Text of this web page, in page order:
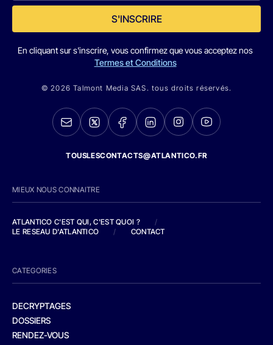
S'INSCRIRE
En cliquant sur s'inscrire, vous confirmez que vous acceptez nos
Termes et Conditions
© 2026 Talmont Media SAS. tous droits réservés.
TOUSLESCONTACTS@ATLANTICO.FR
MIEUX NOUS CONNAITRE
ATLANTICO C'EST QUI, C'EST QUOI ?
/
LE RESEAU D'ATLANTICO
/ CONTACT
CATEGORIES
DECRYPTAGES
DOSSIERS
RENDEZ-VOUS